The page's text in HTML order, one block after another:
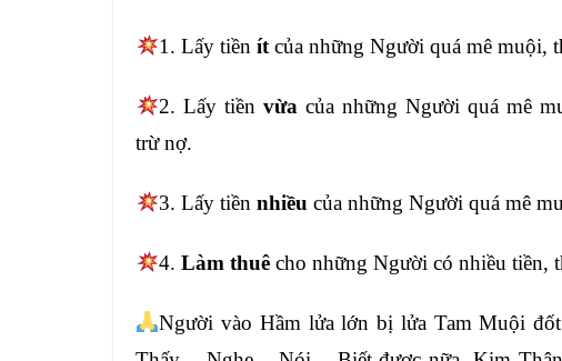
1. Lấy tiềnít của những Người quá mêmuội,
2. Lấy tiềnvừa của những Người quámê
trừnợ.
3. Lấy tiềnnhiều của những Người quámê
4.Làm thuê cho những Người cónhiều tiền,
Người vào Hầm lửa lớn bị lửa Tam Muội